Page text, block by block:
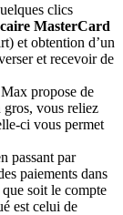
clics
MasterCard
et obtention d’un
et recevoir de
propose de
gros, vous reliez
ci vous permet
passant par
paiements dans
soit le compte
est celui de